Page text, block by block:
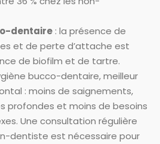
dentaire : la présence de
et de perte d’attache est
de biofilm et de tartre.
bucco-dentaire, meilleur
: moins de saignements,
profondes et moins de besoins
Une consultation régulière
dentiste est nécessaire pour